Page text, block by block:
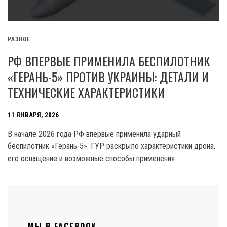
РАЗНОЕ
РФ ВПЕРВЫЕ ПРИМЕНИЛА БЕСПИЛОТНИК
«ГЕРАНЬ-5» ПРОТИВ УКРАИНЫ: ДЕТАЛИ И
ТЕХНИЧЕСКИЕ ХАРАКТЕРИСТИКИ
11 ЯНВАРЯ, 2026
В начале 2026 года РФ впервые применила ударный
беспилотник «Герань-5». ГУР раскрыло характеристики дрона,
его оснащение и возможные способы применения